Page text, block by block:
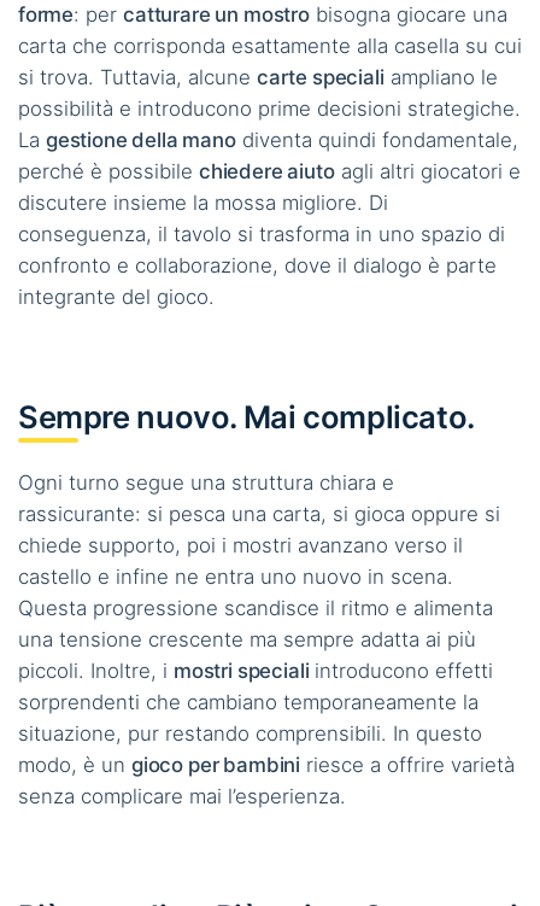
forme: percatturare un mostrobisogna giocare una
carta che corrisponda esattamente alla casella su cui
si trova. Tuttavia, alcune carte speciali ampliano le
possibilità e introducono prime decisioni strategiche.
La gestione della manodiventa quindi fondamentale,
perché è possibile chiedere aiutoagli altri giocatori e
discutere insieme la mossa migliore. Di
conseguenza, il tavolo si trasforma in uno spazio di
confronto e collaborazione, dove il dialogo è parte
integrante del gioco.
Sempre nuovo. Mai complicato.
Ogni turno segue una struttura chiara e
rassicurante: si pesca una carta, si gioca oppure si
chiede supporto, poi i mostri avanzano verso il
castello e infine ne entra uno nuovo in scena.
Questa progressione scandisce il ritmo e alimenta
una tensione crescente ma sempre adatta ai più
piccoli. Inoltre, i mostri speciali introducono effetti
sorprendenti che cambiano temporaneamente la
situazione, pur restando comprensibili. In questo
modo, è un gioco per bambini riesce a offrire varietà
senza complicare mai l’esperienza.